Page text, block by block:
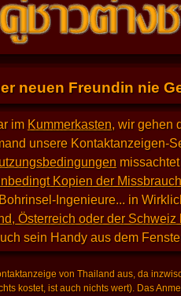
neuen Freundin nie
im Kummerkasten, wir gehen
unsere Kontaktanzeigen-
Kopien der
Ingenieure... in
Österreich oder der Schweiz
sein Handy aus dem
von Thailand aus, da
kostet, ist auch nichts wert). Das